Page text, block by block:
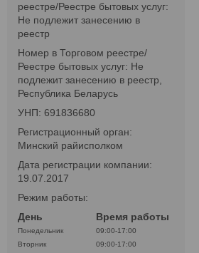
реестре/Реестре бытовых услуг:
Не подлежит занесению в
реестр
Номер в Торговом реестре/
Реестре бытовых услуг: Не
подлежит занесению в реестр,
Республика Беларусь
УНП: 691836680
Регистрационный орган:
Минский райисполком
Дата регистрации компании:
19.07.2017
Режим работы:
День
Время работы
Понедельник
09:00-17:00
Вторник
09:00-17:00